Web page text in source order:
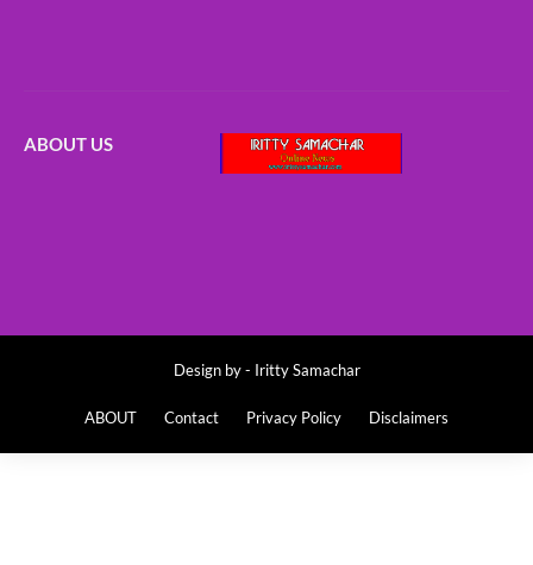
ABOUT US
Design by - Iritty Samachar
ABOUT Contact Privacy Policy Disclaimers